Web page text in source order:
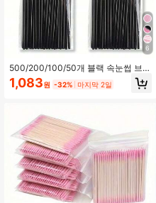
6
500/200/100/50개 블랙 속눈썹 브러
시 마스카라 브러시 헤드 속눈썹 눈썹
빗 미니 메이크업 브러시
1,083원 -32% 마지막 2일